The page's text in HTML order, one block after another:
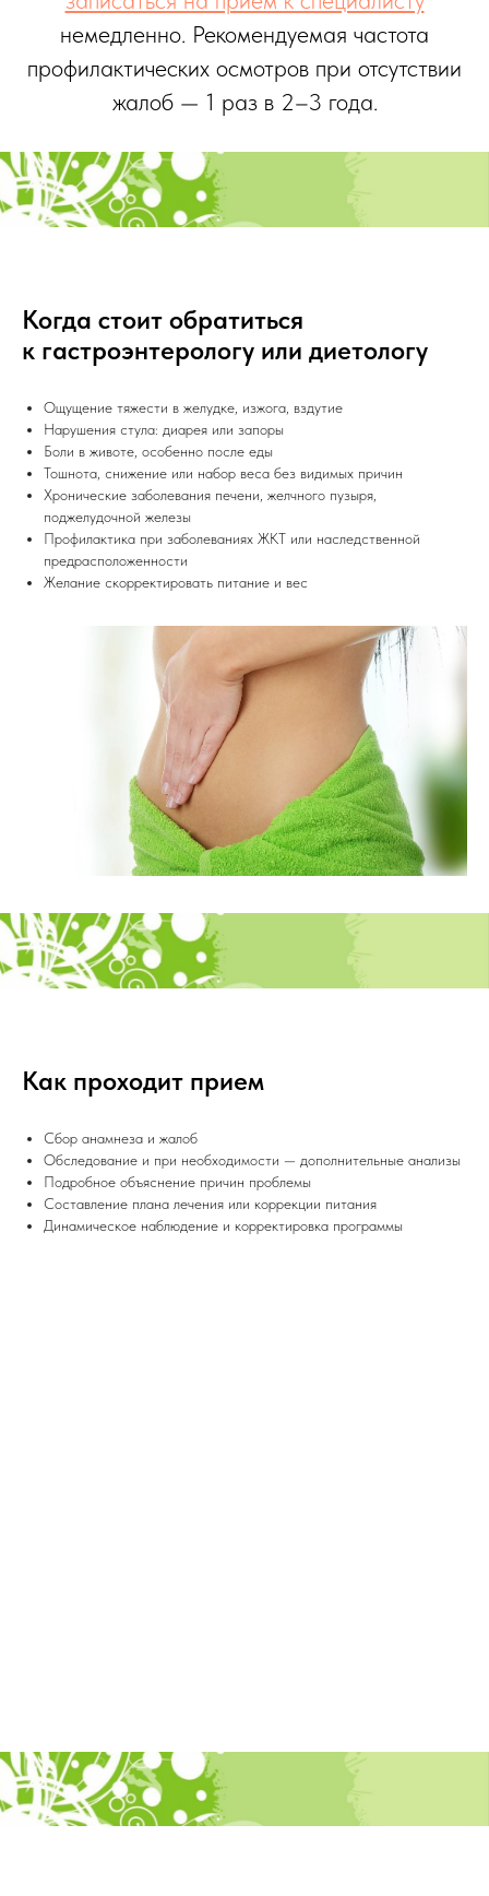
немедленно. Рекомендуемая частота
профилактических осмотров при отсутствии
жалоб — 1 раз в 2–3 года.
Когда стоит обратиться
к гастроэнтерологу или диетологу
Ощущение тяжести в желудке, изжога, вздутие
Нарушения стула: диарея или запоры
Боли в животе, особенно после еды
Тошнота, снижение или набор веса без видимых причин
Хронические заболевания печени, желчного пузыря,
поджелудочной железы
Профилактика при заболеваниях ЖКТ или наследственной
предрасположенности
Желание скорректировать питание и вес
Как проходит прием
Сбор анамнеза и жалоб
Обследование и при необходимости — дополнительные анализы
Подробное объяснение причин проблемы
Составление плана лечения или коррекции питания
Динамическое наблюдение и корректировка программы